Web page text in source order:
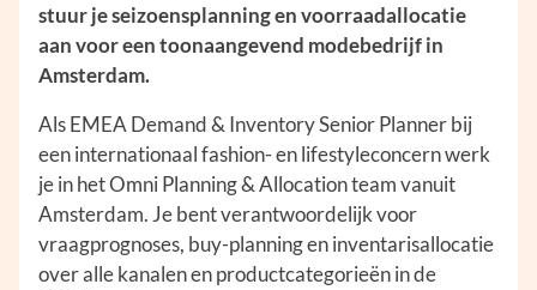
stuur je seizoensplanning en voorraadallocatie
aan voor een toonaangevend modebedrijf in
Amsterdam.
Als EMEA Demand & Inventory Senior Planner bij
een internationaal fashion- en lifestyleconcern werk
je in het Omni Planning & Allocation team vanuit
Amsterdam. Je bent verantwoordelijk voor
vraagprognoses, buy-planning en inventarisallocatie
over alle kanalen en productcategorieën in de